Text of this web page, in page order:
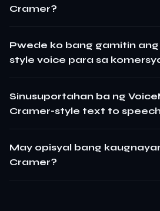
Cramer?
Pwede ko bang gamitin
style voice para sa
Sinusuportahan ba ng
Cramer-style text to speech
May opisyal bang
Cramer?